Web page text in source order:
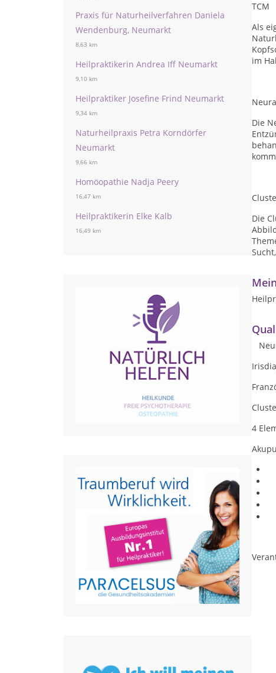
Praxis für Naturheilverfahren Daniela
Wendenburg, Neumarkt
8,63 km
Heilpraktikerin Andrea Iff Neumarkt
9,10 km
Heilpraktiker Josefine Frind Neumarkt
9,34 km
Naturheilpraxis Petra Korndörfer
Neumarkt
9,66 km
Homöopathie Nadja Peery
16,47 km
Heilpraktikerin Elke Kalb
16,49 km
TCM
Als
im
Die
Die
4